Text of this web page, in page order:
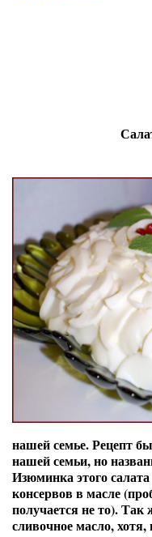
нашей семье. Рецепт
нашей семьи, но
Изюминка этого
консервов в масле
получается не то).
сливочное масло,